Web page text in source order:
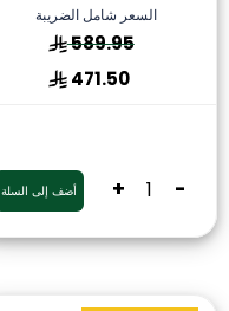
السعر شامل الضريبة
589.95
471.50
-
+ أضف إلى السلة